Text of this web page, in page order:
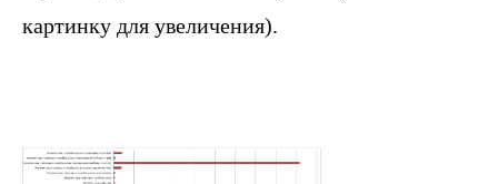
картинку для увеличения).